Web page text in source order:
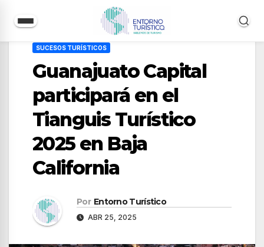
contenido
SUCESOS TURÍSTICOS
Guanajuato Capital
participará en el
Tianguis Turístico
2025 en Baja
California
Por Entorno Turístico
ABR 25, 2025